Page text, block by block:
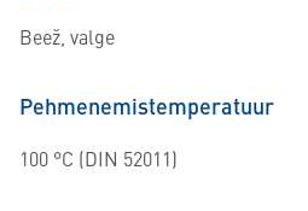
Beež, valge
Pehmenemistemperatuur
100 °C (DIN 52011)